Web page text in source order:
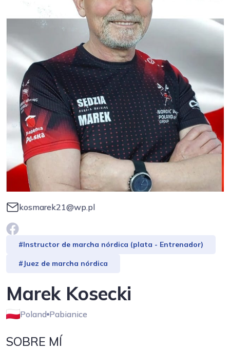
kosmarek21@wp.pl
#Instructor de marcha nórdica (plata - Entrenador)
#Juez de marcha nórdica
Marek Kosecki
Poland Pabianice
SOBRE MÍ